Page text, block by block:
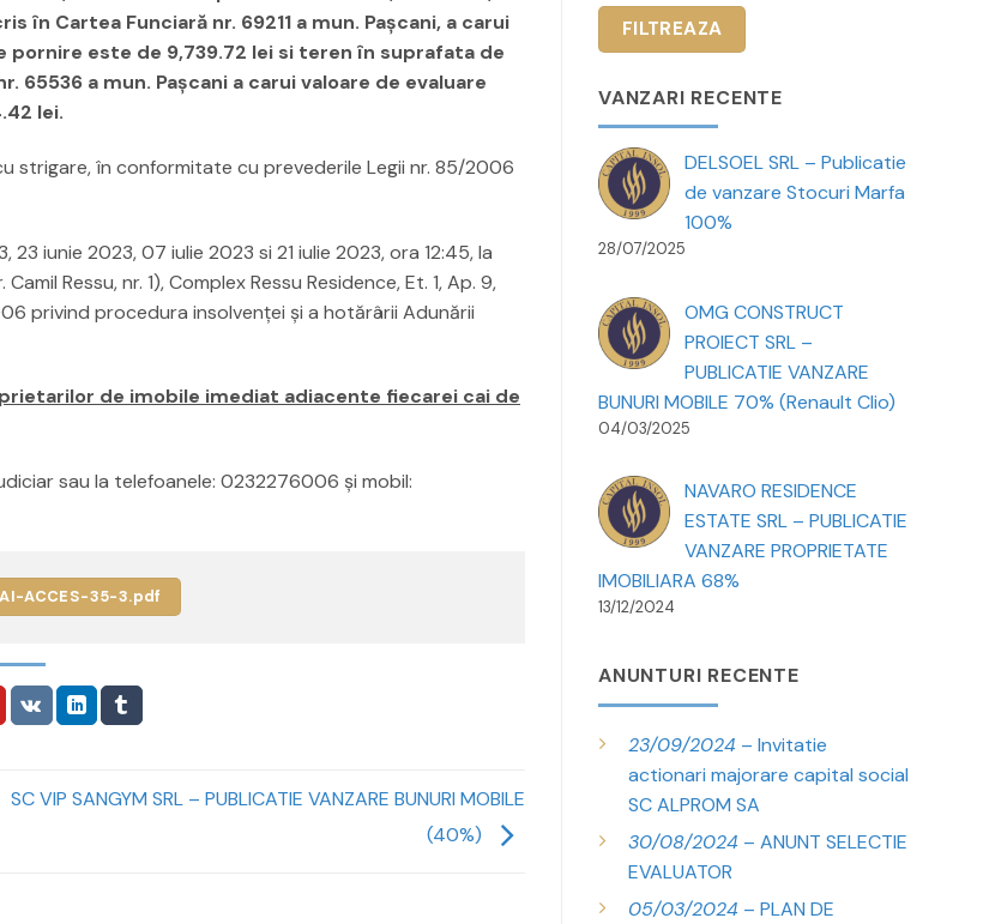
în Cartea Funciară nr. 69211 a mun. Paşcani, a carui
pornire este de 9,739.72 lei si teren în suprafata de
65536 a mun. Paşcani a carui valoare de evaluare
lei.
strigare, în conformitate cu prevederile Legii nr. 85/2006
iunie 2023, 07 iulie 2023 si 21 iulie 2023, ora 12:45, la
Ressu, nr. 1), Complex Ressu Residence, Et. 1, Ap. 9,
privind procedura insolvenţei şi a hotărârii Adunării
de imobile imediat adiacente fiecarei cai de
sau la telefoanele: 0232276006 şi mobil:
ACCES-35-3.pdf
SC VIP SANGYM SRL – PUBLICATIE VANZARE BUNURI MOBILE
(40%)
VANZARI RECENTE
DELSOEL SRL – Publicatie
de vanzare Stocuri Marfa
100%
28/07/2025
OMG CONSTRUCT
PROIECT SRL –
PUBLICATIE VANZARE
BUNURI MOBILE 70% (Renault Clio)
04/03/2025
NAVARO RESIDENCE
ESTATE SRL – PUBLICATIE
VANZARE PROPRIETATE
IMOBILIARA 68%
13/12/2024
ANUNTURI RECENTE
23/09/2024 – Invitatie
actionari majorare capital social
SC ALPROM SA
30/08/2024 – ANUNT SELECTIE
EVALUATOR
05/03/2024 – PLAN DE